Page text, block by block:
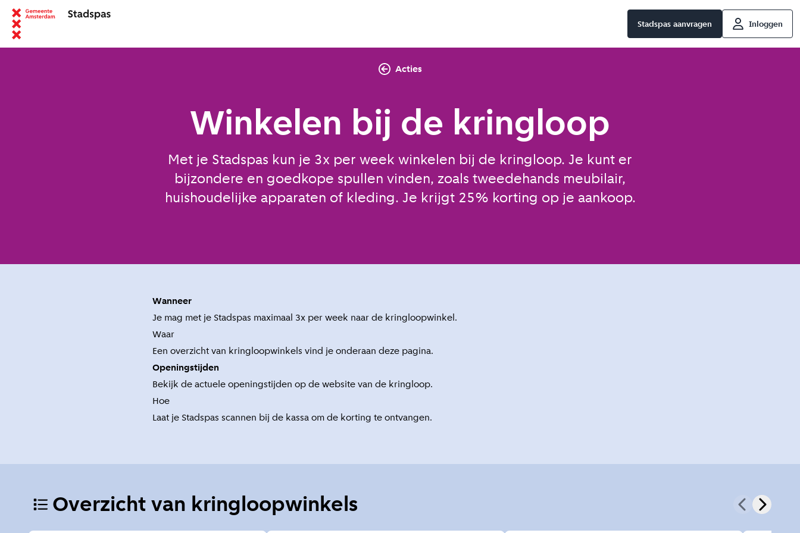
Stadspas aanvragen Inloggen
Acties
Winkelen bij de kringloop
Met je Stadspas kun je 3x per week winkelen bij de kringloop. Je kunt er
bijzondere en goedkope spullen vinden, zoals tweedehands meubilair,
huishoudelijke apparaten of kleding. Je krijgt 25% korting op je aankoop.
Wanneer
Je mag met je Stadspas maximaal 3x per week naar de kringloopwinkel.
Waar
Een overzicht van kringloopwinkels vind je onderaan deze pagina.
Openingstijden
Bekijk de actuele openingstijden op de website van de kringloop.
Hoe
Laat je Stadspas scannen bij de kassa om de korting te ontvangen.
Overzicht van kringloopwinkels